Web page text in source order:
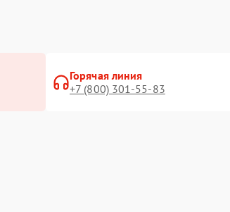
Горячая линия
+7 (800) 301-55-83